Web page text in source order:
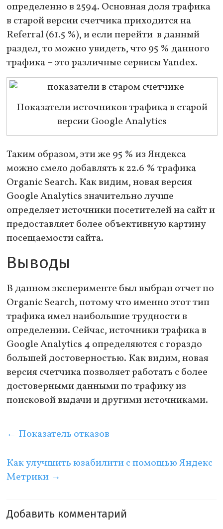
определенно в 2594. Основная доля трафика
в старой версии счетчика приходится на
Referral (61.5 %), и если перейти в данный
раздел, то можно увидеть, что 95 % данного
трафика – это различные сервисы Yandex.
Показатели источников трафика в старой
версии Google Analytics
Таким образом, эти же 95 % из Яндекса
можно смело добавлять к 22.6 % трафика
Organic Search. Как видим, новая версия
Google Analytics значительно лучше
определяет источники посетителей на сайт и
предоставляет более объективную картину
посещаемости сайта.
Выводы
В данном эксперименте был выбран отчет по
Organic Search, потому что именно этот тип
трафика имел наибольшие трудности в
определении. Сейчас, источники трафика в
Google Analytics 4 определяются с гораздо
большей достоверностью. Как видим, новая
версия счетчика позволяет работать с более
достоверными данными по трафику из
поисковой выдачи и другими источниками.
← Показатель отказов
Как улучшить юзабилити с помощью Яндекс
Метрики →
Добавить комментарий